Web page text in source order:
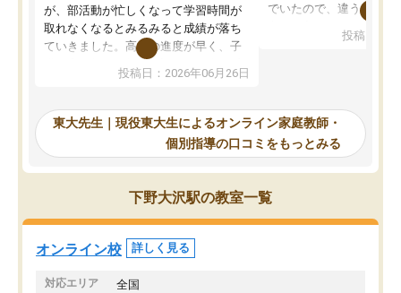
が、部活動が忙しくなって学習時間が
取れなくなるとみるみると成績が落ち
ていきました。高校の進度が早く、子
供も家に帰って勉強の話すると嫌な反
応を示します。東大先生にお願いして
れるので、親としても安心です。毎日
使える自習室とかもあり、わからない
ところがあれば先生が回答してくれる
のも重宝しています。
投稿日：2026年06月26日
でいたので、違うアプロ
で、当初は模試でD判定
自習室が毎日使えていつ
るのが心強かったよう
謝です。
投稿日：
東大先生｜現役東大生によるオンライン家庭教師・
個別指導の口コミをもっとみる
下野大沢駅の教室一覧
オンライン校 詳しく見る
対応エリア 全国